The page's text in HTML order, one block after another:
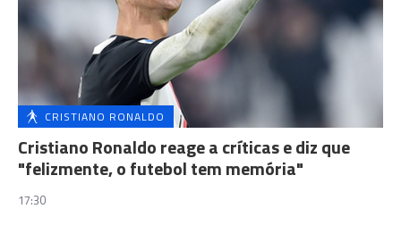
CRISTIANO RONALDO
Cristiano Ronaldo reage a críticas e diz que
"felizmente, o futebol tem memória"
17:30